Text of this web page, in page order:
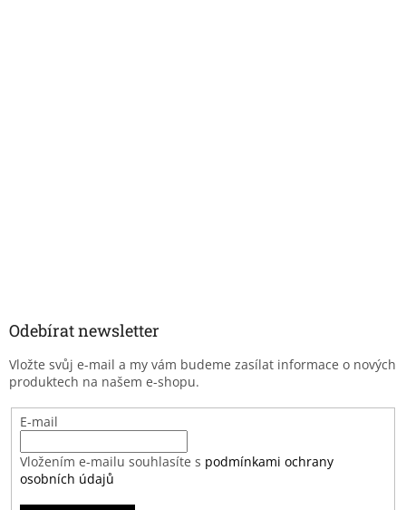
Odebírat newsletter
Vložte svůj e-mail a my vám budeme zasílat informace o nových
produktech na našem e-shopu.
E-mail
Vložením e-mailu souhlasíte s podmínkami ochrany
osobních údajů